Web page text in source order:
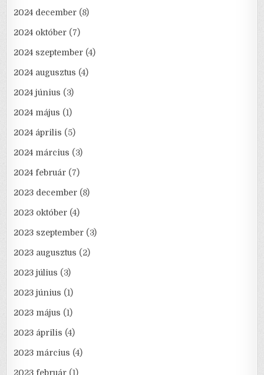
2024 december (8)
2024 október (7)
2024 szeptember (4)
2024 augusztus (4)
2024 június (3)
2024 május (1)
2024 április (5)
2024 március (3)
2024 február (7)
2023 december (8)
2023 október (4)
2023 szeptember (3)
2023 augusztus (2)
2023 július (3)
2023 június (1)
2023 május (1)
2023 április (4)
2023 március (4)
2023 február (1)